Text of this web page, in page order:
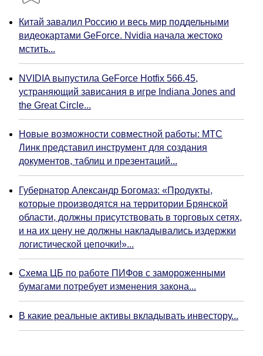
Китай завалил Россию и весь мир поддельными
видеокартами GeForce. Nvidia начала жестоко
мстить...
NVIDIA выпустила GeForce Hotfix 566.45,
устраняющий зависания в игре Indiana Jones and
the Great Circle...
Новые возможности совместной работы: МТС
Линк представил инструмент для создания
документов, таблиц и презентаций...
Губернатор Александр Богомаз: «Продукты,
которые производятся на территории Брянской
области, должны присутствовать в торговых сетях,
и на их цену не должны накладывались издержки
логистической цепочки!»...
Схема ЦБ по работе ПИФов с замороженными
бумагами потребует изменения закона...
В какие реальные активы вкладывать инвестору...